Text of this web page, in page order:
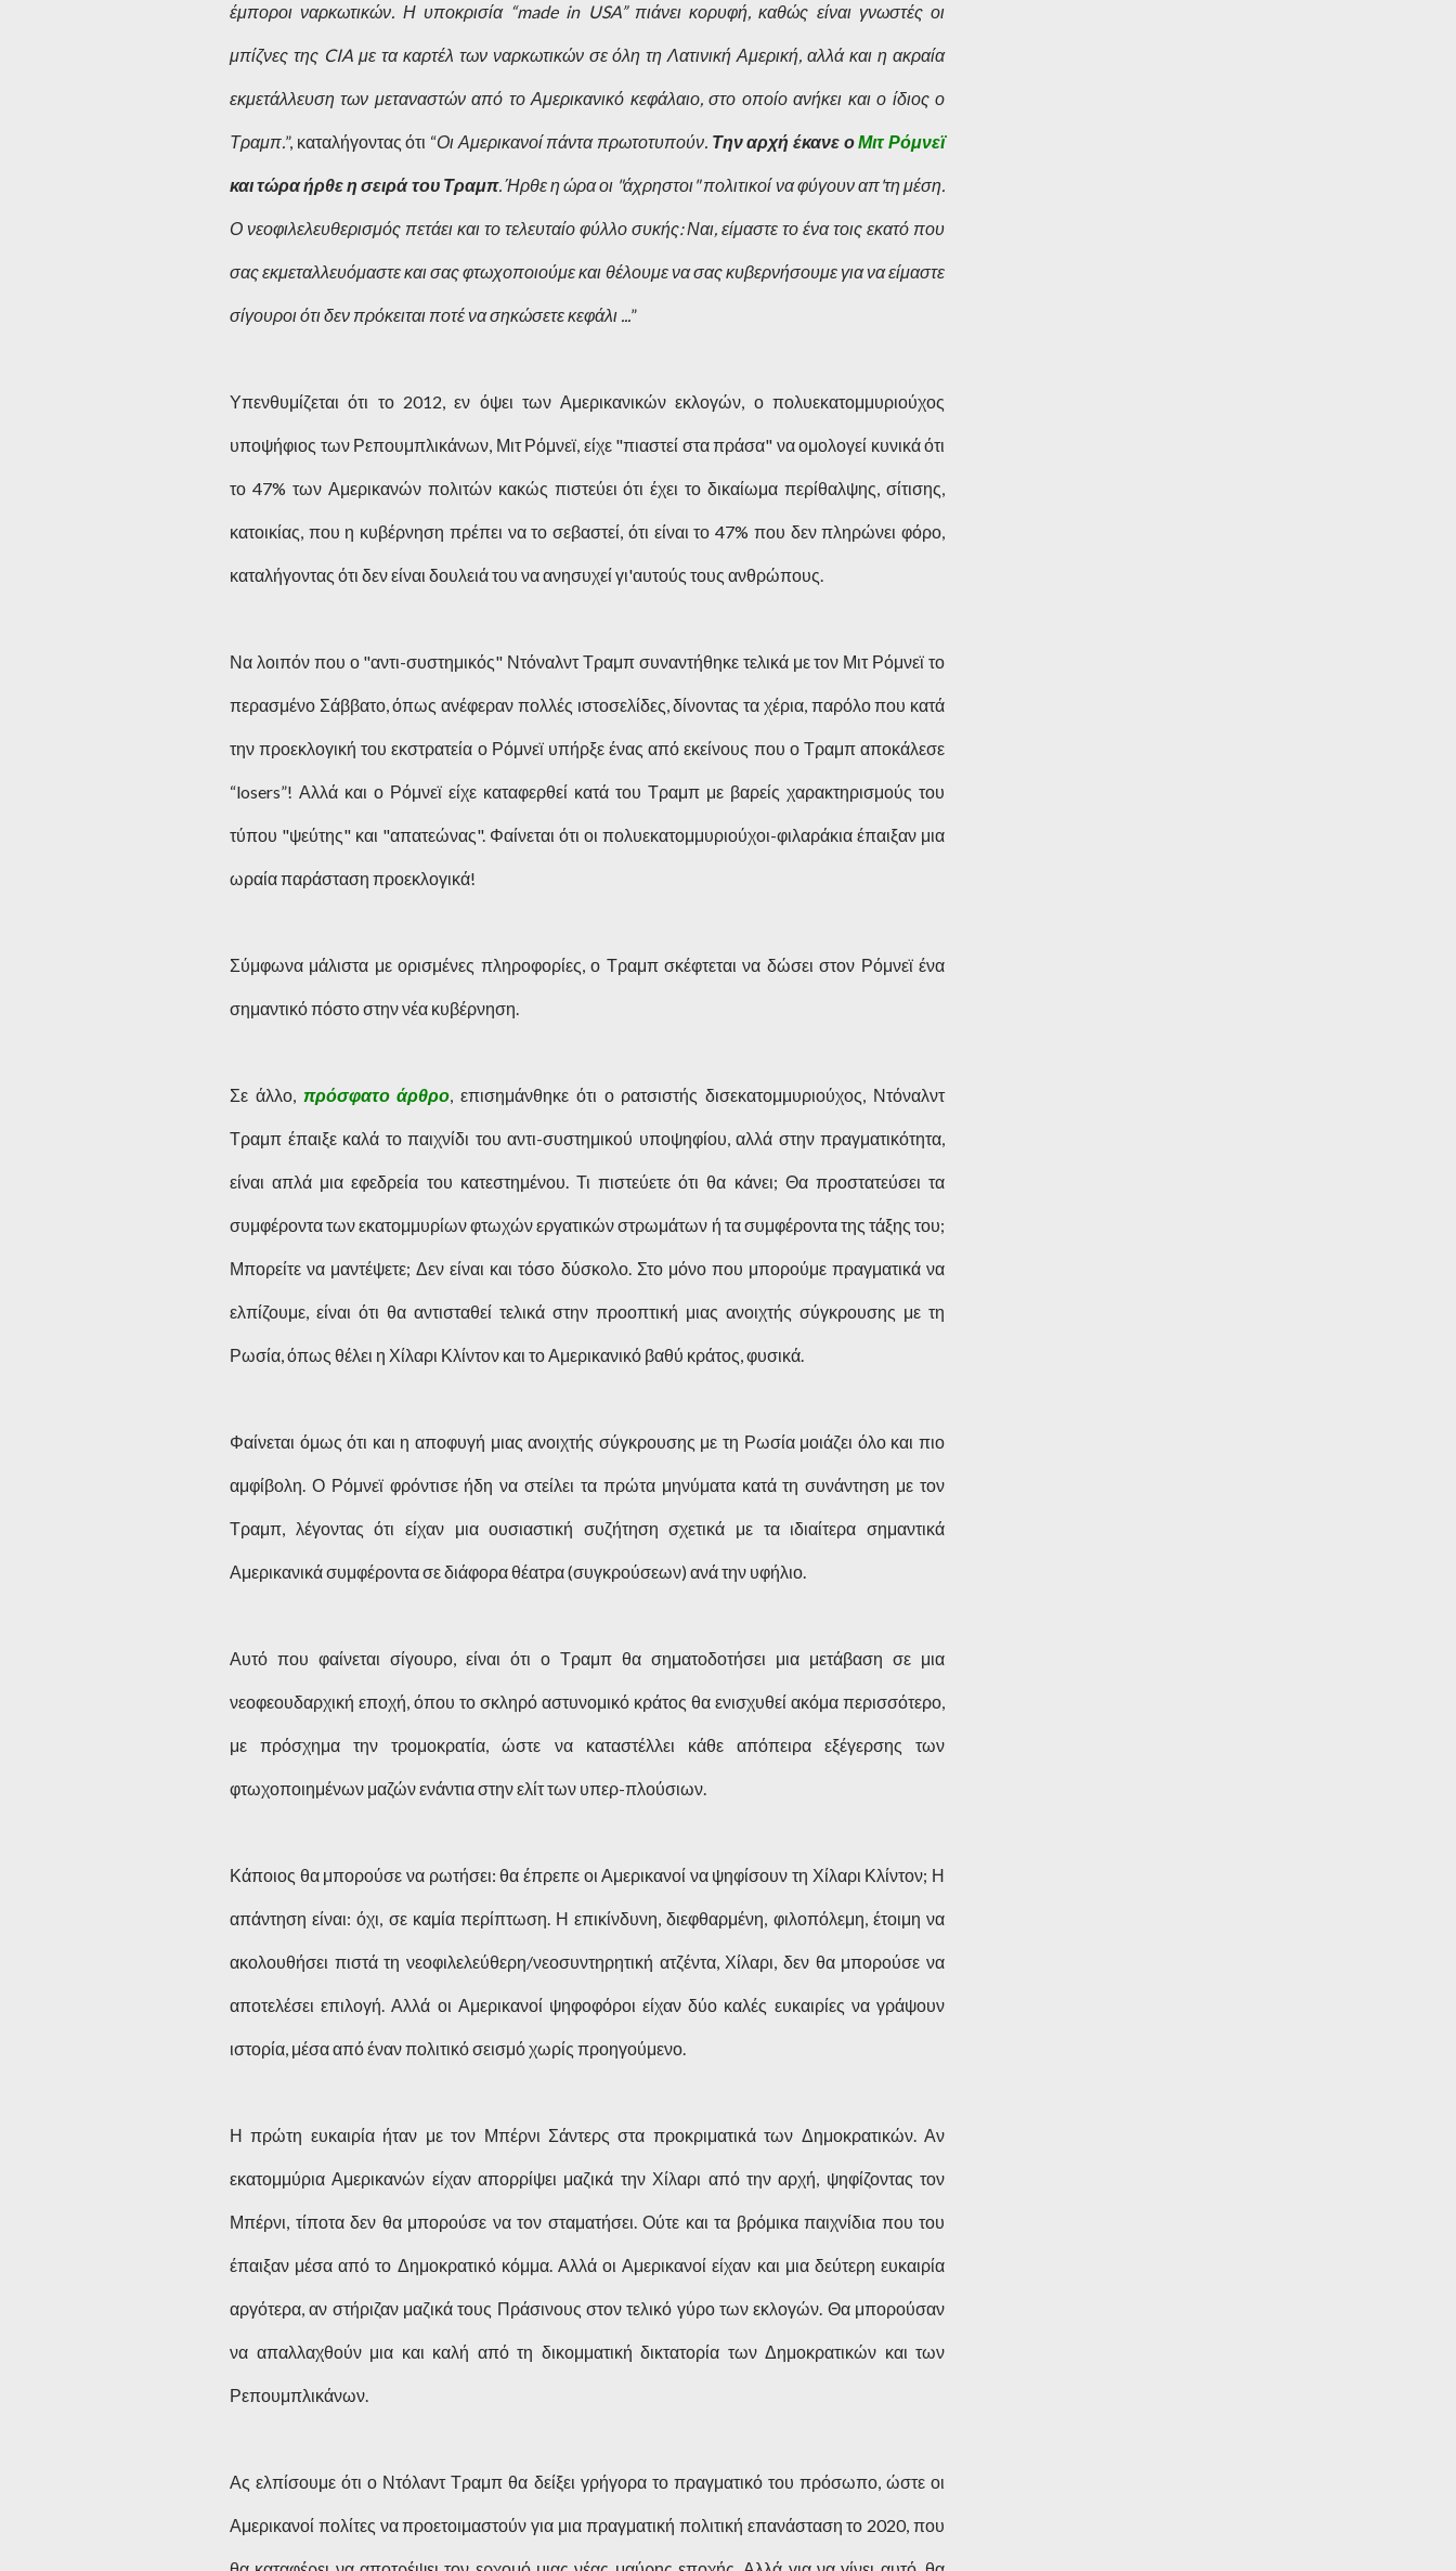
έμποροι ναρκωτικών. Η υποκρισία “made in USA” πιάνει κορυφή, καθώς είναι γνωστές οι
μπίζνες της CIA με τα καρτέλ των ναρκωτικών σε όλη τη Λατινική Αμερική, αλλά και η ακραία
εκμετάλλευση των μεταναστών από το Αμερικανικό κεφάλαιο, στο οποίο ανήκει και ο ίδιος ο
Τραμπ.”, καταλήγοντας ότι “Οι Αμερικανοί πάντα πρωτοτυπούν. Την αρχή έκανε οΜιτ Ρόμνεϊ
και τώρα ήρθε η σειρά του Τραμπ. Ήρθε η ώρα οι "άχρηστοι" πολιτικοί να φύγουν απ'τη μέση.
Ο νεοφιλελευθερισμός πετάει και το τελευταίο φύλλο συκής: Ναι, είμαστε το ένα τοις εκατό που
σας εκμεταλλευόμαστε και σας φτωχοποιούμε και θέλουμε να σας κυβερνήσουμε για να είμαστε
σίγουροι ότι δεν πρόκειται ποτέ να σηκώσετε κεφάλι ...”
Υπενθυμίζεται ότι το 2012, εν όψει των Αμερικανικών εκλογών, ο πολυεκατομμυριούχος
υποψήφιος των Ρεπουμπλικάνων, Μιτ Ρόμνεϊ, είχε "πιαστεί στα πράσα" να ομολογεί κυνικά ότι
το 47% των Αμερικανών πολιτών κακώς πιστεύει ότι έχει το δικαίωμα περίθαλψης, σίτισης,
κατοικίας, που η κυβέρνηση πρέπει να το σεβαστεί, ότι είναι το 47% που δεν πληρώνει φόρο,
καταλήγοντας ότι δεν είναι δουλειά του να ανησυχεί γι'αυτούς τους ανθρώπους.
Να λοιπόν που ο "αντι-συστημικός" Ντόναλντ Τραμπ συναντήθηκε τελικά με τον Μιτ Ρόμνεϊ το
περασμένο Σάββατο, όπως ανέφεραν πολλές ιστοσελίδες, δίνοντας τα χέρια, παρόλο που κατά
την προεκλογική του εκστρατεία ο Ρόμνεϊ υπήρξε ένας από εκείνους που ο Τραμπ αποκάλεσε
“losers”! Αλλά και ο Ρόμνεϊ είχε καταφερθεί κατά του Τραμπ με βαρείς χαρακτηρισμούς του
τύπου "ψεύτης" και "απατεώνας". Φαίνεται ότι οι πολυεκατομμυριούχοι-φιλαράκια έπαιξαν μια
ωραία παράσταση προεκλογικά!
Σύμφωνα μάλιστα με ορισμένες πληροφορίες, ο Τραμπ σκέφτεται να δώσει στον Ρόμνεϊ ένα
σημαντικό πόστο στην νέα κυβέρνηση.
Σε άλλο, πρόσφατο άρθρο, επισημάνθηκε ότι ο ρατσιστής δισεκατομμυριούχος, Ντόναλντ
Τραμπ έπαιξε καλά το παιχνίδι του αντι-συστημικού υποψηφίου, αλλά στην πραγματικότητα,
είναι απλά μια εφεδρεία του κατεστημένου. Τι πιστεύετε ότι θα κάνει; Θα προστατεύσει τα
συμφέροντα των εκατομμυρίων φτωχών εργατικών στρωμάτων ή τα συμφέροντα της τάξης του;
Μπορείτε να μαντέψετε; Δεν είναι και τόσο δύσκολο. Στο μόνο που μπορούμε πραγματικά να
ελπίζουμε, είναι ότι θα αντισταθεί τελικά στην προοπτική μιας ανοιχτής σύγκρουσης με τη
Ρωσία, όπως θέλει η Χίλαρι Κλίντον και το Αμερικανικό βαθύ κράτος, φυσικά.
Φαίνεται όμως ότι και η αποφυγή μιας ανοιχτής σύγκρουσης με τη Ρωσία μοιάζει όλο και πιο
αμφίβολη. Ο Ρόμνεϊ φρόντισε ήδη να στείλει τα πρώτα μηνύματα κατά τη συνάντηση με τον
Τραμπ, λέγοντας ότι είχαν μια ουσιαστική συζήτηση σχετικά με τα ιδιαίτερα σημαντικά
Αμερικανικά συμφέροντα σε διάφορα θέατρα (συγκρούσεων) ανά την υφήλιο.
Αυτό που φαίνεται σίγουρο, είναι ότι ο Τραμπ θα σηματοδοτήσει μια μετάβαση σε μια
νεοφεουδαρχική εποχή, όπου το σκληρό αστυνομικό κράτος θα ενισχυθεί ακόμα περισσότερο,
με πρόσχημα την τρομοκρατία, ώστε να καταστέλλει κάθε απόπειρα εξέγερσης των
φτωχοποιημένων μαζών ενάντια στην ελίτ των υπερ-πλούσιων.
Κάποιος θα μπορούσε να ρωτήσει: θα έπρεπε οι Αμερικανοί να ψηφίσουν τη Χίλαρι Κλίντον; Η
απάντηση είναι: όχι, σε καμία περίπτωση. Η επικίνδυνη, διεφθαρμένη, φιλοπόλεμη, έτοιμη να
ακολουθήσει πιστά τη νεοφιλελεύθερη/νεοσυντηρητική ατζέντα, Χίλαρι, δεν θα μπορούσε να
αποτελέσει επιλογή. Αλλά οι Αμερικανοί ψηφοφόροι είχαν δύο καλές ευκαιρίες να γράψουν
ιστορία, μέσα από έναν πολιτικό σεισμό χωρίς προηγούμενο.
Η πρώτη ευκαιρία ήταν με τον Μπέρνι Σάντερς στα προκριματικά των Δημοκρατικών. Αν
εκατομμύρια Αμερικανών είχαν απορρίψει μαζικά την Χίλαρι από την αρχή, ψηφίζοντας τον
Μπέρνι, τίποτα δεν θα μπορούσε να τον σταματήσει. Ούτε και τα βρόμικα παιχνίδια που του
έπαιξαν μέσα από το Δημοκρατικό κόμμα. Αλλά οι Αμερικανοί είχαν και μια δεύτερη ευκαιρία
αργότερα, αν στήριζαν μαζικά τους Πράσινους στον τελικό γύρο των εκλογών. Θα μπορούσαν
να απαλλαχθούν μια και καλή από τη δικομματική δικτατορία των Δημοκρατικών και των
Ρεπουμπλικάνων.
Ας ελπίσουμε ότι ο Ντόλαντ Τραμπ θα δείξει γρήγορα το πραγματικό του πρόσωπο, ώστε οι
Αμερικανοί πολίτες να προετοιμαστούν για μια πραγματική πολιτική επανάσταση το 2020, που